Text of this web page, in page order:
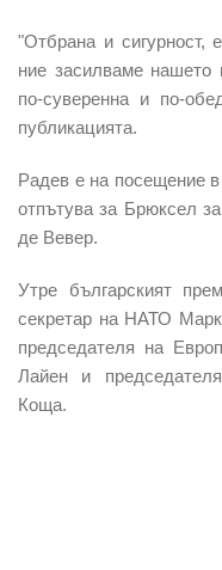
"Отбрана и сигурност,
ние засилваме нашето
по-суверенна и по-
публикацията.
Радев е на посещение
отпътува за Брюксел за
де Вевер.
Утре българският
секретар на НАТО
председателя на
Лайен и
Коща.